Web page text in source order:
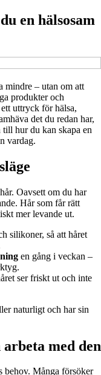
en hälsosam
mindre – utan om att
produkter och
uttryck för hälsa,
det du redan har,
hur du kan skapa en
vardag.
Oavsett om du har
Hår som får rätt
mer levande ut.
silikoner, så att håret
en gång i veckan –
ser friskt ut och inte
naturligt och har sin
med den
behov. Många försöker